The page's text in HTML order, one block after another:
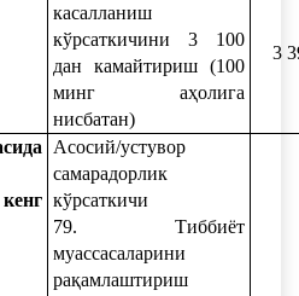
касалланиш
кўрсаткичини 3 100
дан камайтириш (100
минг аҳолига
нисбатан)
3
Асосий/устувор
самарадорлик
кўрсаткичи
79. Тиббиёт
муассасаларини
рақамлаштириш